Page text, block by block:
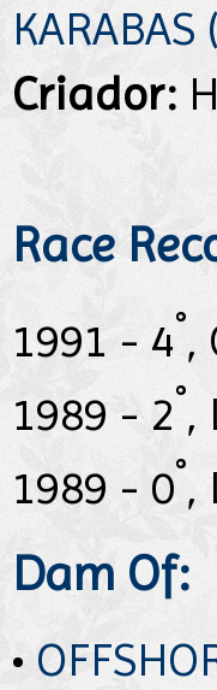
KARABAS
Criador:
Race
1991 - 4°,
1989 - 2°,
1989 - 0°,
Dam Of:
•